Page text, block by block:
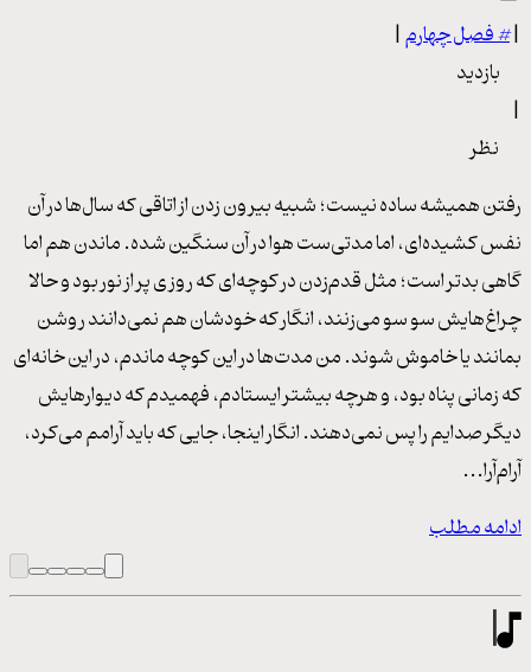
|
#فصل چهارم|
بازدید
|
نظر
رفتن همیشه ساده نیست؛ شبیه بیرون زدن از اتاقی که سال‌ها در آن
نفس کشیده‌ای، اما مدتی‌ست هوا در آن سنگین شده. ماندن هم اما
گاهی بدتر است؛ مثل قدم‌زدن در کوچه‌ای که روزی پر از نور بود و حالا
چراغ‌هایش سو سو می‌زنند، انگار که خودشان هم نمی‌دانند روشن
بمانند یا خاموش شوند. من مدت‌ها در این کوچه ماندم، در این خانه‌ای
که زمانی پناه بود، و هرچه بیشتر ایستادم، فهمیدم که دیوارهایش
دیگر صدایم را پس نمی‌دهند. انگار اینجا، جایی که باید آرامم می‌کرد،
آرام‌آرا...
ادامه مطلب